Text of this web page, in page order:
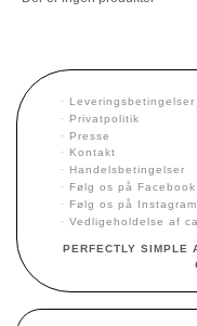
· Leveringsbetingelser
· Privatpolitik
· Presse
·
Kontakt
· Handelsbetingelser
· Følg os på Facebook
·
Følg os på Instagram
· Vedligeholdelse af
PERFECTLY